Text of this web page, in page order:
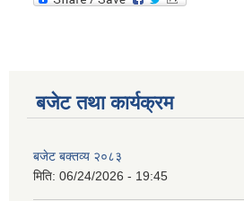
बजेट तथा कार्यक्रम
बजेट बक्तव्य २०८३
मिति: 06/24/2026 - 19:45